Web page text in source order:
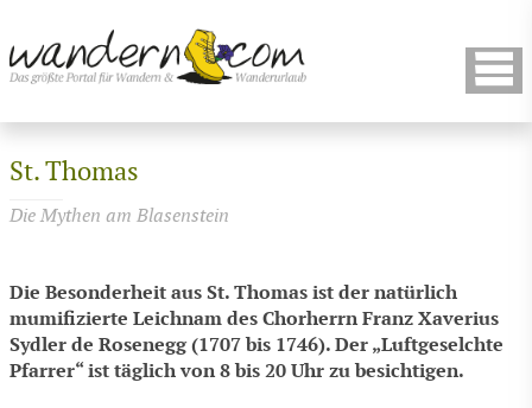
St. Thomas
Die Mythen am Blasenstein
Die Besonderheit aus St. Thomas ist der natürlich
mumifizierte Leichnam des Chorherrn Franz Xaverius
Sydler de Rosenegg (1707 bis 1746). Der „Luftgeselchte
Pfarrer“ ist täglich von 8 bis 20 Uhr zu besichtigen.